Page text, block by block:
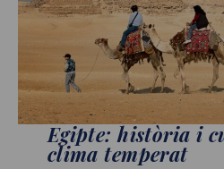
Egipte: història i
clima temperat